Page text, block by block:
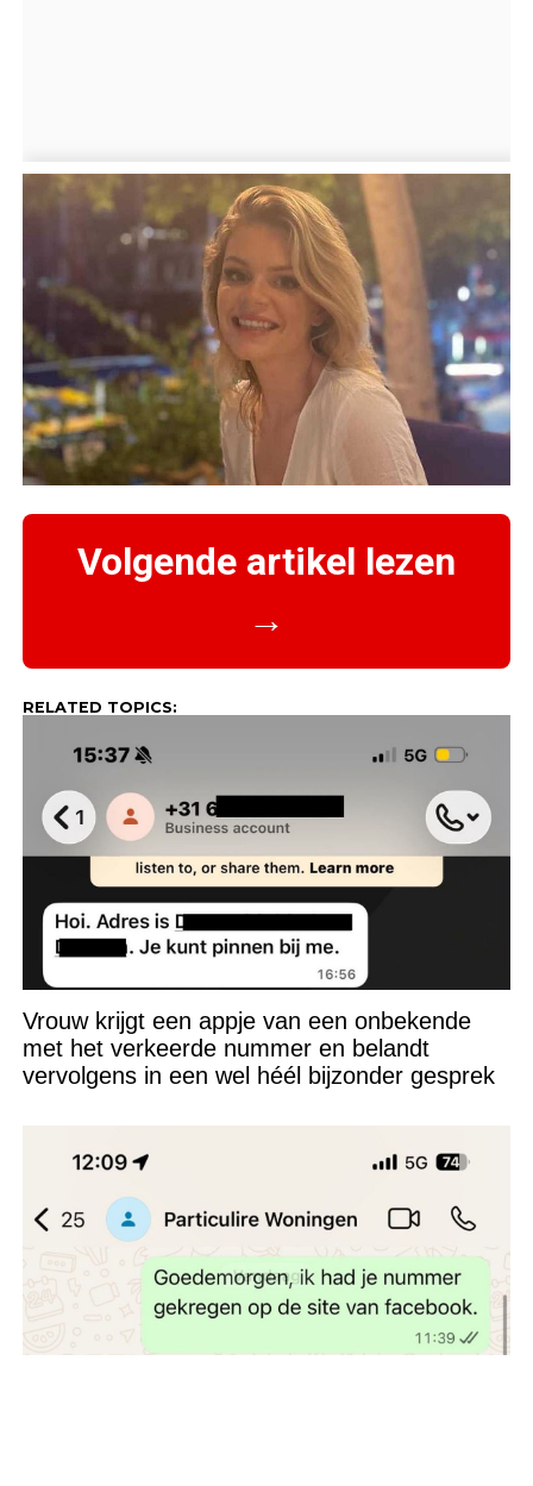
Volgende artikel lezen
→
RELATED TOPICS:
Vrouw krijgt een appje van een onbekende
met het verkeerde nummer en belandt
vervolgens in een wel héél bijzonder gesprek